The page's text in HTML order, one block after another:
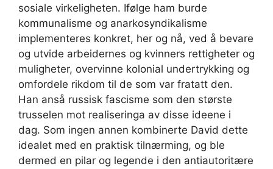
sosiale virkeligheten. Ifølge ham burde
kommunalisme og anarkosyndikalisme
implementeres konkret, her og nå, ved å bevare
og utvide arbeidernes og kvinners rettigheter og
muligheter, overvinne kolonial undertrykking og
omfordele rikdom til de som var fratatt den.
Han anså russisk fascisme som den største
trusselen mot realiseringa av disse ideene i
dag. Som ingen annen kombinerte David dette
idealet med en praktisk tilnærming, og ble
dermed en pilar og legende i den antiautoritære